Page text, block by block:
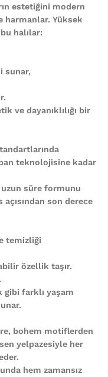
estetiğini modern
harmanlar. Yüksek
halılar:
sunar,
ve dayanıklılığı bir
teknolojisine kadar
süre formunu
son derece
temizliği
özellik taşır.
gibi farklı yaşam
bohem motiflerden
yelpazesiyle her
hem zamansız